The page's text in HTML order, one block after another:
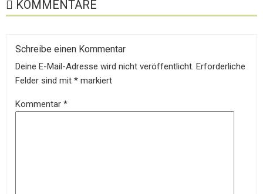
KOMMENTARE
Schreibe einen Kommentar
Deine E-Mail-Adresse wird nicht veröffentlicht. Erforderliche
Felder sind mit * markiert
Kommentar *